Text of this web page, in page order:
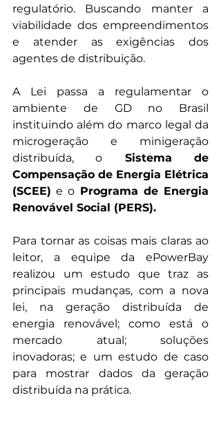
regulatório. Buscando manter a
viabilidade dos empreendimentos
e atender as exigências dos
agentes de distribuição.
A Lei passa a regulamentar o
ambiente de GD no Brasil
instituindo além do marco legal da
microgeração e minigeração
distribuída, o Sistema de
Compensação de Energia Elétrica
(SCEE) e o Programa de Energia
Renovável Social (PERS).
Para tornar as coisas mais claras ao
leitor, a equipe da ePowerBay
realizou um estudo que traz as
principais mudanças, com a nova
lei, na geração distribuída de
energia renovável; como está o
mercado atual; soluções
inovadoras; e um estudo de caso
para mostrar dados da geração
distribuída na prática.